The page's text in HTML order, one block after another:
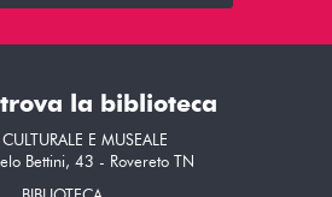
la biblioteca
E MUSEALE
Bettini, 43 - Rovereto TN